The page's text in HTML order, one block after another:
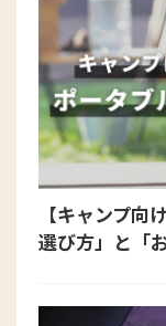
【キャンプ向
選び方」と「